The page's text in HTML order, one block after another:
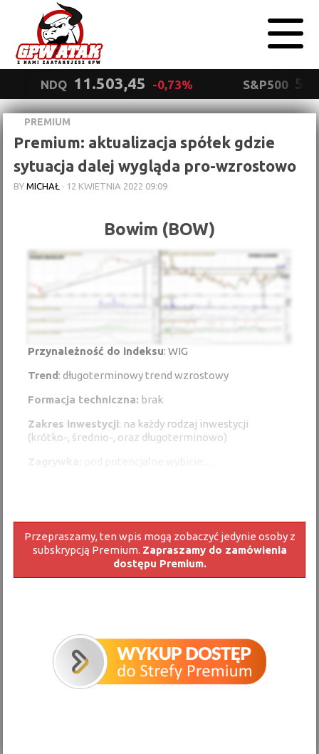
NDQ 11.503,45 -0,73% S&P500
PREMIUM
Premium: aktualizacja spółek gdzie
sytuacja dalej wygląda pro-wzrostowo
BYMICHAŁ · 12 KWIETNIA 2022 09:09
Bowim (BOW)
Przynależność do indeksu: WIG
Trend: długoterminowy trend wzrostowy
Formacja techniczna: brak
Zakres inwestycji: na każdy rodzaj inwestycji
(krótko-, średnio-, oraz długoterminowo)
Przepraszamy, ten wpis mogą zobaczyć jedynie osoby z
subskrypcją Premium. Zapraszamy do zamówienia
dostępu Premium.
prywatności
Wyrażam zgodę.